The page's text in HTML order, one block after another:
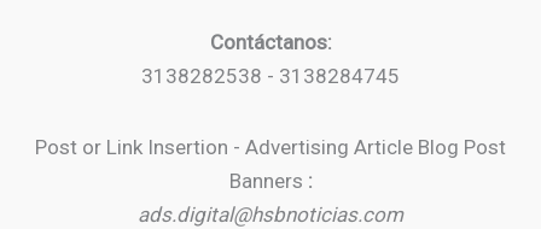
Contáctanos:
3138282538 - 3138284745
Post or Link Insertion - Advertising Article Blog Post
Banners :
ads.digital@hsbnoticias.com